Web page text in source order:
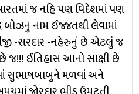
જ નહિ પણ વિદેશમાં પણ
નામ ઈજ્જતથી લેવામાં
-સરદાર -નહેરુનું છે એટલું જ
ઈતિહાસ આનો સાક્ષી છે
સુભાષબાબુને મળવાં અને